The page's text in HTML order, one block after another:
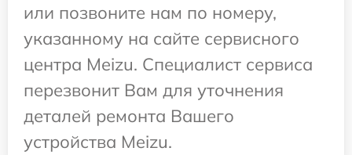
или позвоните нам по номеру,
указанному на сайте сервисного
центра Meizu. Специалист сервиса
перезвонит Вам для уточнения
деталей ремонта Вашего
устройства Meizu.